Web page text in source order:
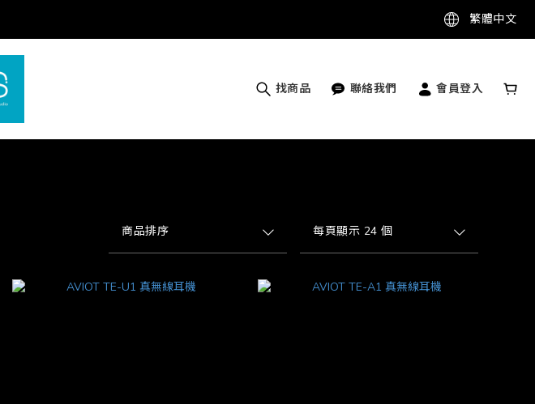
繁體中文
找商品 聯絡我們 會員登入
商品排序 每頁顯示 24 個